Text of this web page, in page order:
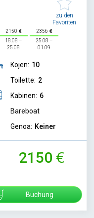
zu den
Favoriten
2150
18.08 –
25.08
2356
25.08 –
01.09
Kojen: 10
Toilette: 2
Kabinen: 6
Bareboat
Genoa: Keiner
2150
Buchung